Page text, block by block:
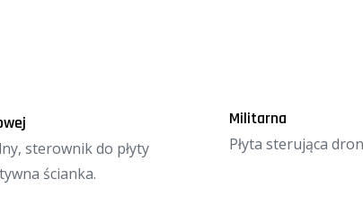
sterownik do płyty
ścianka.
Militarna
Płyta sterująca